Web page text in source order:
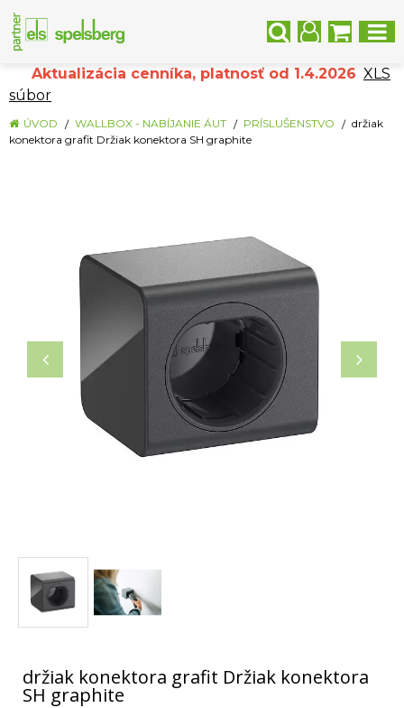
Aktualizácia cenníka, platnosť od 1.4.2026 XLS
súbor
ÚVOD WALLBOX - NABÍJANIE ÁUT PRÍSLUŠENSTVO
držiak
konektora grafit Držiak konektora SH graphite
držiak konektora grafit Držiak konektora
SH graphite